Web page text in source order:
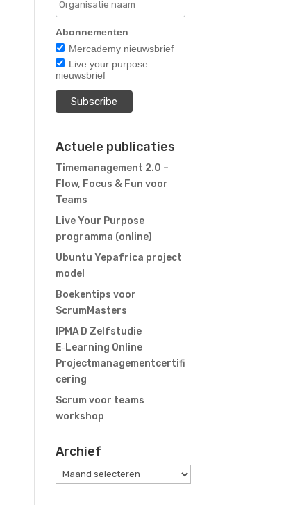
Abonnementen
Mercademy nieuwsbrief
Live your purpose
nieuwsbrief
Actuele publicaties
Timemanagement 2.0 –
Flow, Focus & Fun voor
Teams
Live Your Purpose
programma (online)
Ubuntu Yepafrica project
model
Boekentips voor
ScrumMasters
IPMA D Zelfstudie
E‑Learning Online
Projectmanagementcertifi
cering
Scrum voor teams
workshop
Archief
Archief